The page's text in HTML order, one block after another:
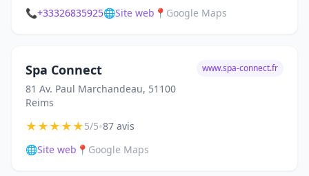
📞+33326835925🌐Site web 📍 Google Maps
Spa Connect
81 Av. Paul Marchandeau, 51100
Reims
www.spa-connect.fr
★★★★★5/5•87 avis
🌐Site web 📍 Google Maps